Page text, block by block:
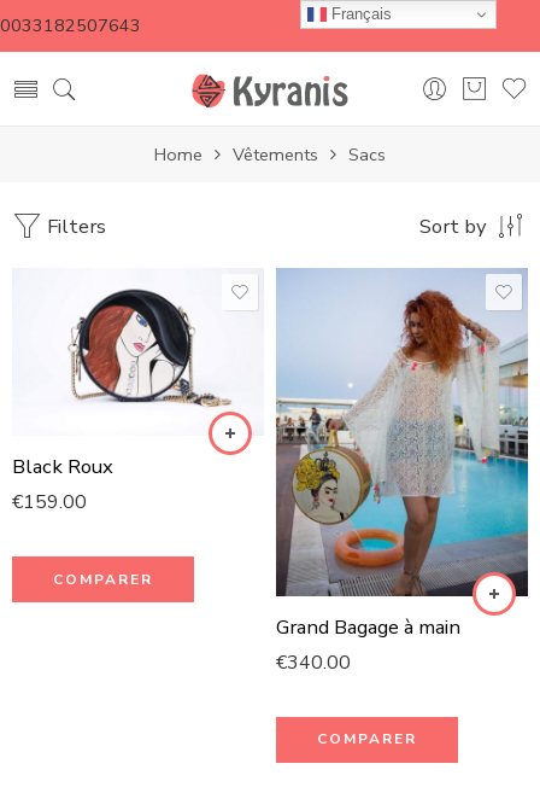
0033182507643
Home Vêtements Sacs
Filters Sort by
Black Roux
€159.00
COMPARER
Grand Bagage à main
€340.00
COMPARER
Français